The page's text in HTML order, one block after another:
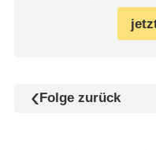
Folge zurück